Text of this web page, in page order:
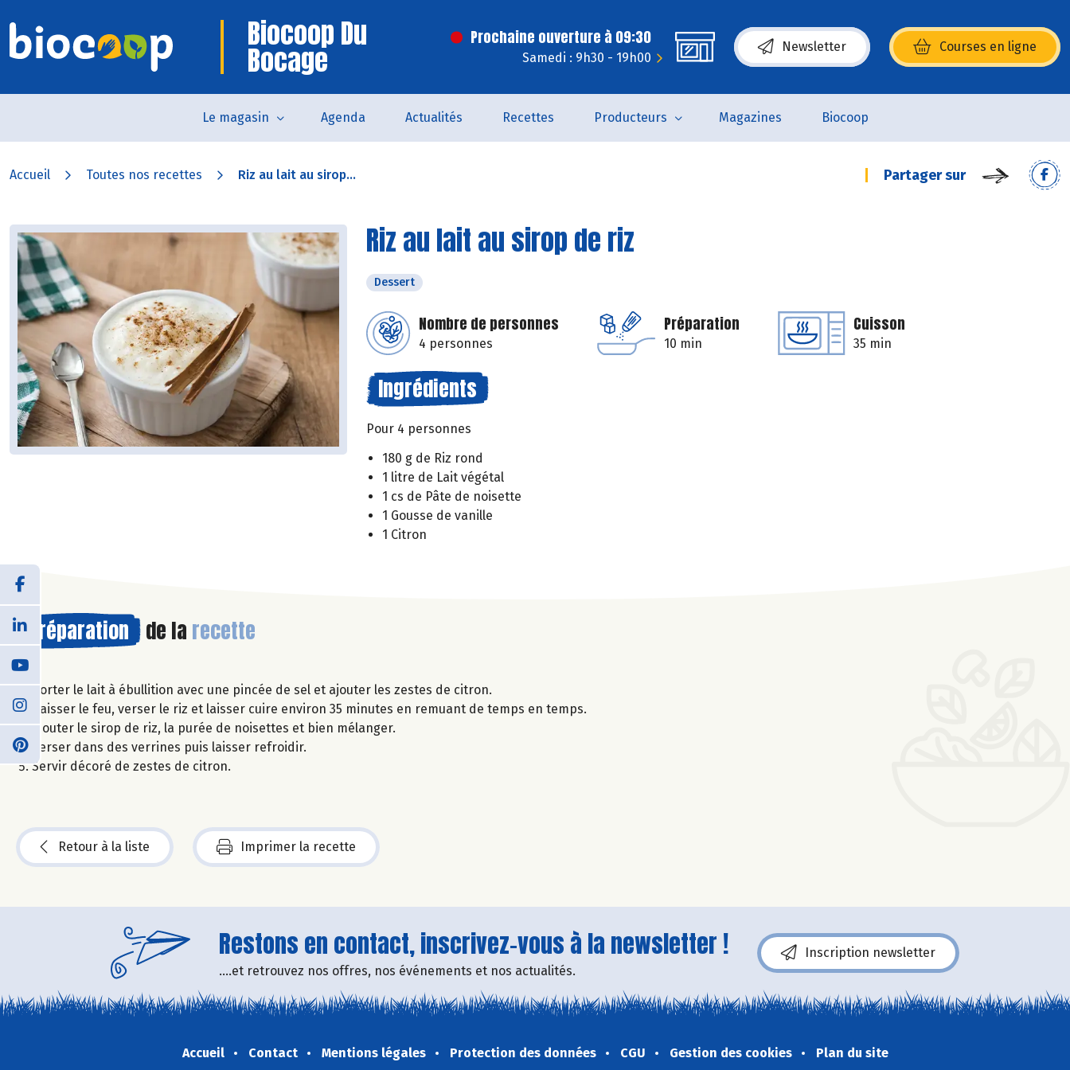
Biocoop Du
Bocage
Prochaine ouverture à 09:30
Samedi : 9h30 - 19h00
Newsletter Courses en ligne
(s’ouvre dans une nouvelle fenêtre)
Le magasin Agenda Actualités Recettes Producteurs Magazines Biocoop
Accueil Toutes nos recettes Riz au lait au sirop... Partager sur
Riz au lait au sirop de riz
Dessert
Nombre de personnes
4 personnes
Préparation
10 min
Cuisson
35 min
Ingrédients
Pour 4 personnes
180 g de Riz rond
1 litre de Lait végétal
1 cs de Pâte de noisette
1 Gousse de vanille
1 Citron
Préparation de la recette
Porter le lait à ébullition avec une pincée de sel et ajouter les zestes de citron.
Baisser le feu, verser le riz et laisser cuire environ 35 minutes en remuant de temps en temps.
Ajouter le sirop de riz, la purée de noisettes et bien mélanger.
Verser dans des verrines puis laisser refroidir.
Servir décoré de zestes de citron.
Retour à la liste Imprimer la recette
Restons en contact, inscrivez-vous à la newsletter !
....et retrouvez nos offres, nos événements et nos actualités.
Inscription newsletter
Accueil Contact Mentions légales Protection des données CGU Gestion des cookies Plan du site